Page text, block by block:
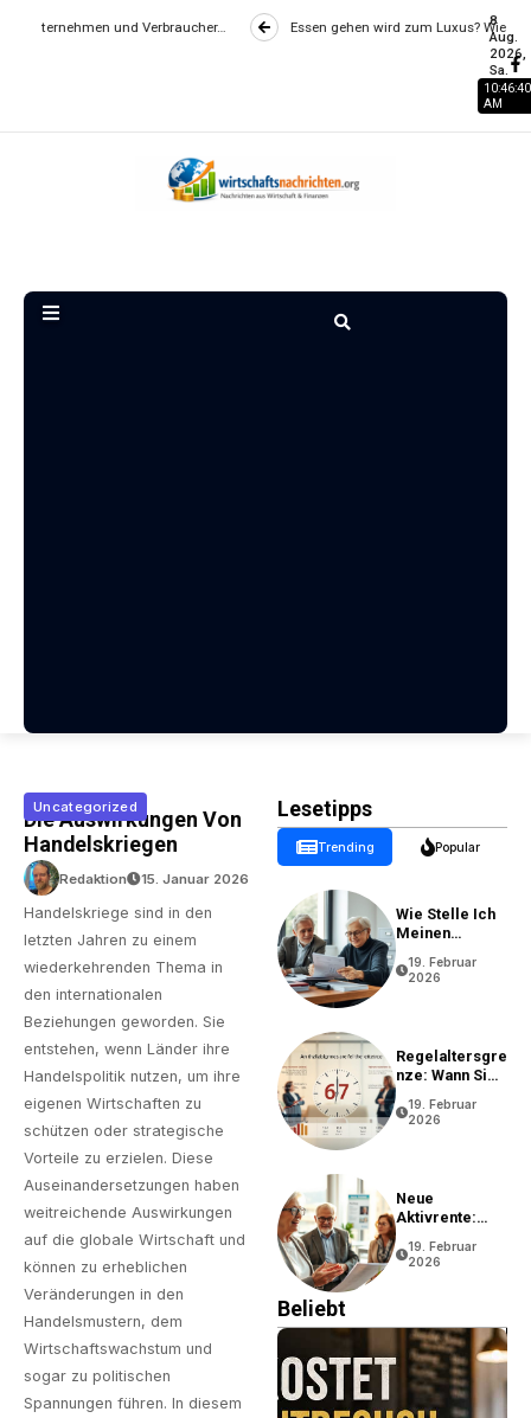
Essen gehen wird zum Luxus? Wie Gastronomiepreise8
Aug.
2026,
Sa.
10:46:41
AM
Uncategorized
Die Auswirkungen Von
Handelskriegen
Redaktion 15. Januar 2026
Handelskriege sind in den
letzten Jahren zu einem
wiederkehrenden Thema in
den internationalen
Beziehungen geworden. Sie
entstehen, wenn Länder ihre
Handelspolitik nutzen, um ihre
eigenen Wirtschaften zu
schützen oder strategische
Vorteile zu erzielen. Diese
Auseinandersetzungen haben
weitreichende Auswirkungen
auf die globale Wirtschaft und
können zu erheblichen
Veränderungen in den
Handelsmustern, dem
Wirtschaftswachstum und
sogar zu politischen
Spannungen führen. In diesem
Lesetipps
Trending Popular
Wie Stelle Ich
Meinen
19. Februar
2026
Regelaltersgre
Nze: Wann Sie
Können
19. Februar
2026
Neue
Aktivrente:
Bedingungen
19. Februar
2026
Beliebt